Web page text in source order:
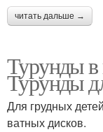
читать дальше →
Турунды в
Турунды
Для грудных
ватных дисков.